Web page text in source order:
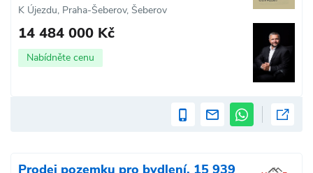
K Újezdu, Praha-Šeberov, Šeberov
14 484 000 Kč
Nabídněte cenu
Prodej pozemku pro bydlení, 15 939